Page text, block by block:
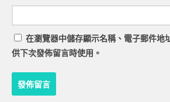
在瀏覽器中儲存顯示名稱、電子郵件地
供下次發佈留言時使用。